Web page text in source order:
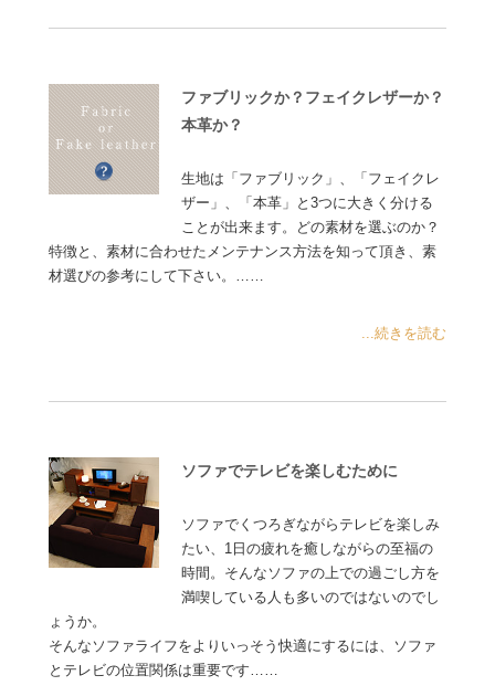
ファブリックか？フェイクレザーか？
本革か？
生地は「ファブリック」、「フェイクレ
ザー」、「本革」と3つに大きく分ける
ことが出来ます。どの素材を選ぶのか？
特徴と、素材に合わせたメンテナンス方法を知って頂き、素
材選びの参考にして下さい。……
...続きを読む
ソファでテレビを楽しむために
ソファでくつろぎながらテレビを楽しみ
たい、1日の疲れを癒しながらの至福の
時間。そんなソファの上での過ごし方を
満喫している人も多いのではないのでし
ょうか。
そんなソファライフをよりいっそう快適にするには、ソファ
とテレビの位置関係は重要です……